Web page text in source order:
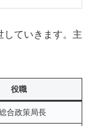
していきます。主
役職
合政策局長